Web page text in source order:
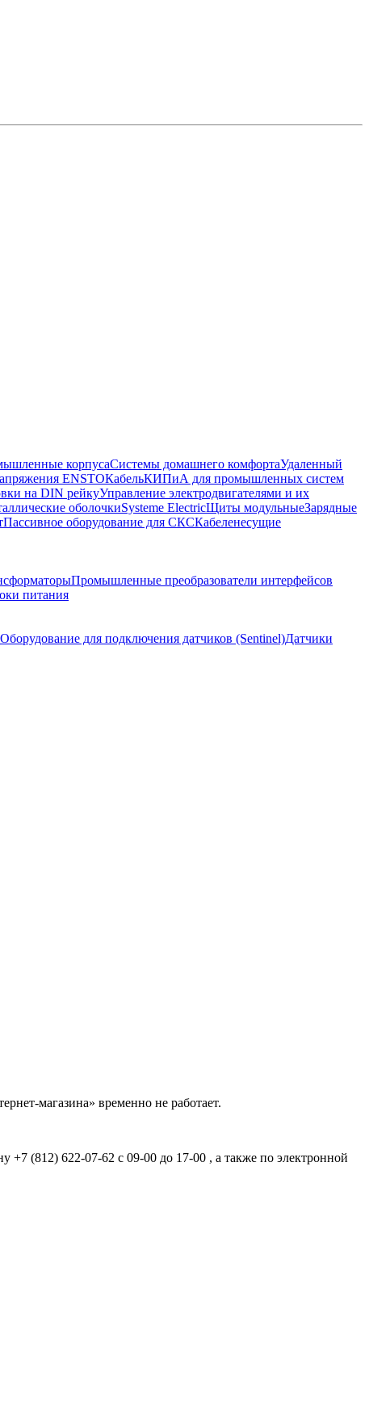
корпусаСистемы домашнего комфортаУдаленный
ENSTOКабельКИПиА для промышленных систем
на DIN рейкуУправление электродвигателями и их
оболочкиSysteme ElectricЩиты модульныеЗарядные
Пассивное оборудование для СКСКабеленесущие
Промышленные преобразователи интерфейсов
питания
Оборудование для подключения датчиков (Sentinel)Датчики
магазина» временно не работает.
+7 (812) 622-07-62 с 09-00 до 17-00 , а также по электронной